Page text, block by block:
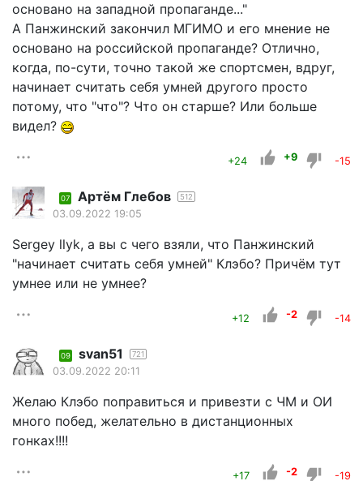
основано на западной пропаганде..."
А Панжинский закончил МГИМО и его мнение не
основано на российской пропаганде? Отлично,
когда, по-сути, точно такой же спортсмен, вдруг,
начинает считать себя умней другого просто
потому, что "что"? Что он старше? Или больше
видел?
+24 +9 -15
07 Артём Глебов 512
03.09.2022 19:05
Sergey llyk, а вы с чего взяли, что Панжинский
"начинает считать себя умней" Клэбо? Причём тут
умнее или не умнее?
+12 -2 -14
09 svan51 721
03.09.2022 20:11
Желаю Клэбо поправиться и привезти с ЧМ и ОИ
много побед, желательно в дистанционных
гонках!!!!
+17 -2 -19